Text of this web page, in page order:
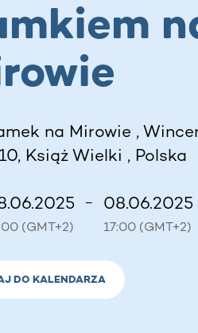
na Mirowie ,
Książ Wielki , Polska
(GMT+2)
– 08.06.2025
17:00 (GMT+2)
DO KALENDARZA